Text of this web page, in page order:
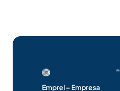
Emprel – Empresa